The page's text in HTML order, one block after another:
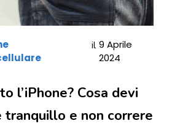
il 9 Aprile
2024
l’iPhone? Cosa devi
e non correre